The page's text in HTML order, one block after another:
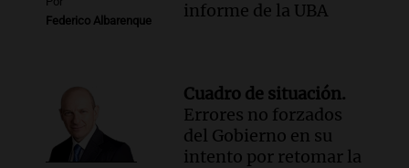
María
Federico Albarenque
informe de la UBA
Cuadro de situación.
Errores no forzados
del Gobierno en su
intento por retomar la